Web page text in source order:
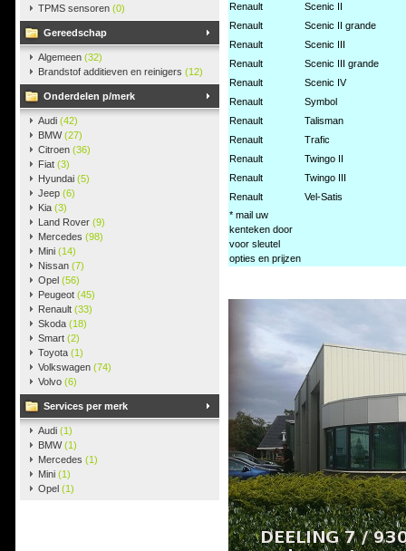
TPMS sensoren (0)
Gereedschap
Algemeen (32)
Brandstof additieven en reinigers (12)
Onderdelen p/merk
Audi (42)
BMW(27)
Citroen (36)
Fiat (3)
Hyundai (5)
Jeep (6)
Kia (3)
Land Rover (9)
Mercedes (98)
Mini (14)
Nissan (7)
Opel (56)
Peugeot (45)
Renault (33)
Skoda (18)
Smart (2)
Toyota (1)
Volkswagen (74)
Volvo (6)
Services per merk
Audi (1)
BMW(1)
Mercedes (1)
Mini (1)
Opel (1)
Renault
Scenic II
Renault
Scenic II grande
Renault
Scenic III
Renault
Scenic III grande
Renault
Scenic IV
Renault
Symbol
Renault
Talisman
Renault
Trafic
Renault
Twingo II
Renault
Twingo III
Renault
Vel-Satis
* mail uw
kenteken door
voor sleutel
opties en prijzen